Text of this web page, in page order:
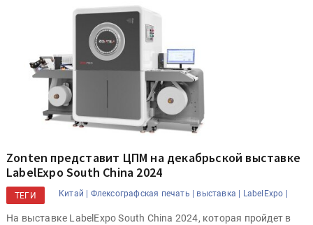
Zonten представит ЦПМ на декабрьской выставке
LabelExpo South China 2024
ТЕГИ Китай | Флексографская печать | выставка | LabelExpo |
На выставке LabelExpo South China 2024, которая пройдет в